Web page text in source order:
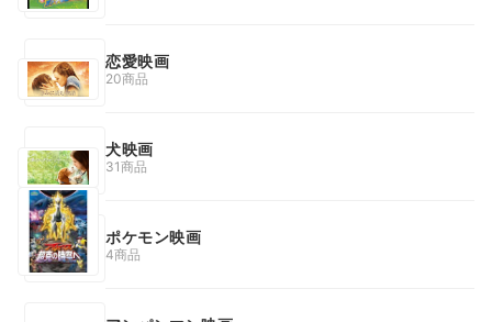
恋愛映画
20商品
犬映画
31商品
ポケモン映画
4商品